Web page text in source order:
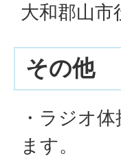
大和郡山
その他
・ラジオ
ます。